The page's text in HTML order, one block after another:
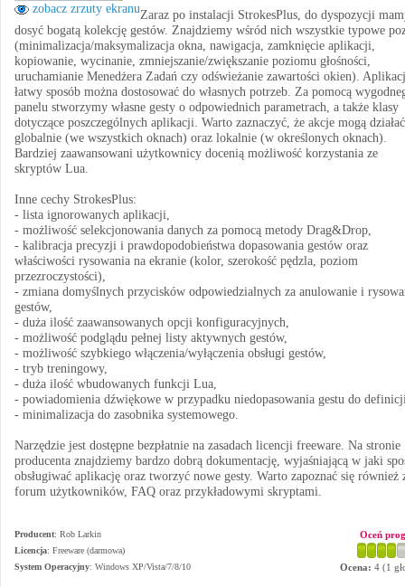
zobacz zrzuty ekranuZaraz po instalacji StrokesPlus, do dyspozycji
dosyć bogatą kolekcję gestów. Znajdziemy wśród nich wszystkie typowe
(minimalizacja/maksymalizacja okna, nawigacja, zamknięcie aplikacji,
kopiowanie, wycinanie, zmniejszanie/zwiększanie poziomu głośności,
uruchamianie Menedżera Zadań czy odświeżanie zawartości okien).
łatwy sposób można dostosować do własnych potrzeb. Za pomocą
panelu stworzymy własne gesty o odpowiednich parametrach, a także klasy
dotyczące poszczególnych aplikacji. Warto zaznaczyć, że akcje mogą działać
globalnie (we wszystkich oknach) oraz lokalnie (w określonych oknach).
Bardziej zaawansowani użytkownicy docenią możliwość korzystania ze
skryptów Lua.
Inne cechy StrokesPlus:
- lista ignorowanych aplikacji,
- możliwość selekcjonowania danych za pomocą metody Drag&Drop,
- kalibracja precyzji i prawdopodobieństwa dopasowania gestów oraz
właściwości rysowania na ekranie (kolor, szerokość pędzla, poziom
przezroczystości),
- zmiana domyślnych przycisków odpowiedzialnych za anulowanie i
gestów,
- duża ilość zaawansowanych opcji konfiguracyjnych,
- możliwość podglądu pełnej listy aktywnych gestów,
- możliwość szybkiego włączenia/wyłączenia obsługi gestów,
- tryb treningowy,
- duża ilość wbudowanych funkcji Lua,
- powiadomienia dźwiękowe w przypadku niedopasowania gestu do
- minimalizacja do zasobnika systemowego.
Narzędzie jest dostępne bezpłatnie na zasadach licencji freeware. Na stronie
producenta znajdziemy bardzo dobrą dokumentację, wyjaśniającą w jaki
obsługiwać aplikację oraz tworzyć nowe gesty. Warto zapoznać się również
forum użytkowników, FAQ oraz przykładowymi skryptami.
Producent: Rob Larkin
Licencja: Freeware (darmowa)
System Operacyjny: Windows XP/Vista/7/8/10
Oceń
Ocena: 4 (1